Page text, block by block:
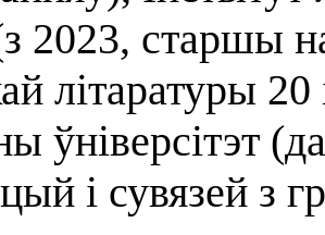
2023, старшы
літаратуры 20
ўніверсітэт
і сувязей з